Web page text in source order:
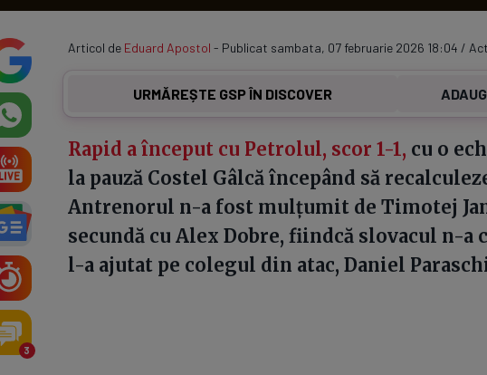
3
Articol de Eduard Apostol - Publicat sambata, 07 februarie 2026 18:04 /
URMĂREȘTE GSP ÎN DISCOVER
Rapid a început cu Petrolul, scor 1-1, cu o
la pauză Costel Gâlcă începând să
Antrenorul n-a fost mulțumit de Timotej
secundă cu Alex Dobre, fiindcă slovacul n-
l-a ajutat pe colegul din atac, Daniel